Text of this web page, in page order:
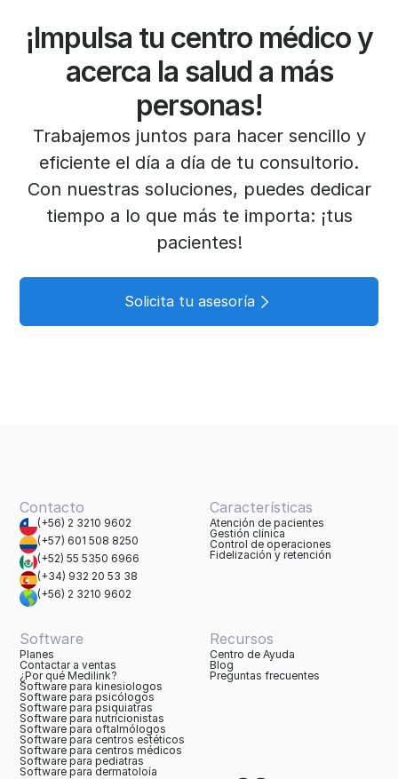
¡Impulsa tu centro médico y
acerca la salud a más
personas!
Trabajemos juntos para hacer sencillo y
eficiente el día a día de tu consultorio.
Con nuestras soluciones, puedes dedicar
tiempo a lo que más te importa: ¡tus
pacientes!
Solicita tu asesoría
Contacto
(+56) 2 3210 9602
(+57) 601 508 8250
(+52) 55 5350 6966
(+34) 932 20 53 38
(+56) 2 3210 9602
Características
Atención de pacientes
Gestión clínica
Control de operaciones
Fidelización y retención
Software
Planes
Contactar a ventas
¿Por qué Medilink?
Software para kinesiologos
Software para psicólogos
Software para psiquiatras
Software para nutricionistas
Software para oftalmólogos
Software para centros estéticos
Software para centros médicos
Software para pediatras
Software para dermatoloía
Recursos
Centro de Ayuda
Blog
Preguntas frecuentes